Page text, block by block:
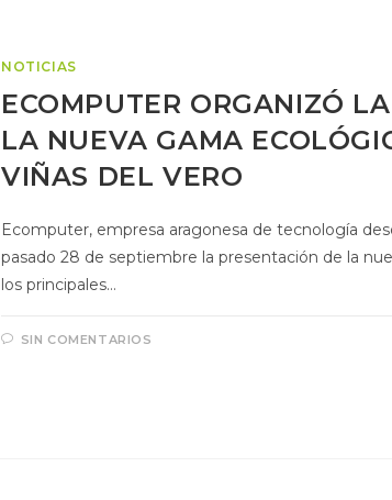
NOTICIAS
ECOMPUTER ORGANIZÓ
LA NUEVA GAMA
VIÑAS DEL VERO
Ecomputer, empresa aragonesa de tecnología
pasado 28 de septiembre la presentación de la
los principales…
SIN COMENTARIOS